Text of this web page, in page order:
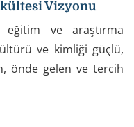
Vizyonu
ve araştırma
ve kimliği güçlü,
önde gelen ve tercih